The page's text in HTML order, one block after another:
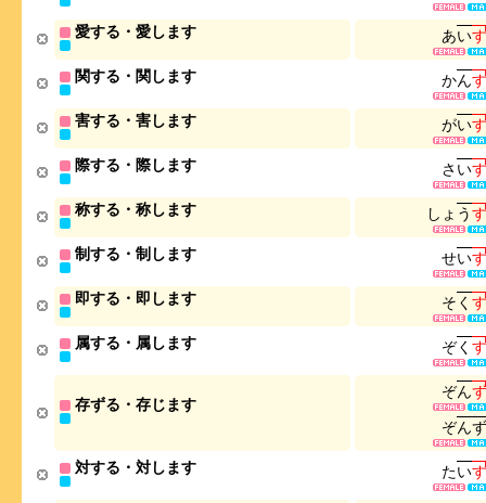
愛する・愛します あいす
関する・関します かんす
害する・害します がいす
際する・際します さ いす
称する・称します し ょ うす
制する・制します せいす
即する・即します そ く す
属する・属します ぞく す
存ずる・存じます
ぞんず
ぞんず
対する・対します たいす